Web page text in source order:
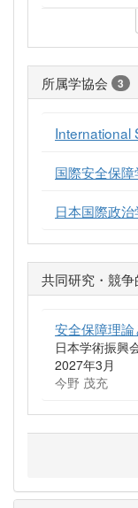
所属学協会 3
International
国際安全保障
日本国際政治
共同研究・競
安全保障理
日本学術振興
2027年3月
今野 茂充